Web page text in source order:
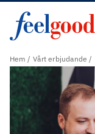
Hem Vårt erbjudande